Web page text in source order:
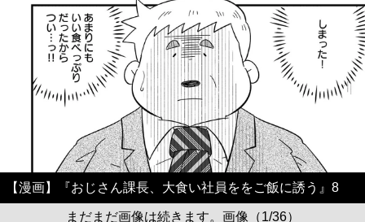
【漫画】『おじさん課長、大食い社員ををご飯に誘う』8
まだまだ画像は続きます。画像（1/36）